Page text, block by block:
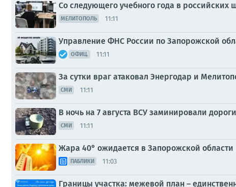
Со следующего учебного года в российских
МЕЛИТОПОЛЬ 11:11
Управление ФНС России по Запорожской
ОФИЦ. 11:11
За сутки враг атаковал Энергодар и
СМИ 11:11
В ночь на 7 августа ВСУ заминировали
СМИ 11:11
Жара 40° ожидается в Запорожской области
ПАБЛИКИ 11:03
Границы участка: межевой план –